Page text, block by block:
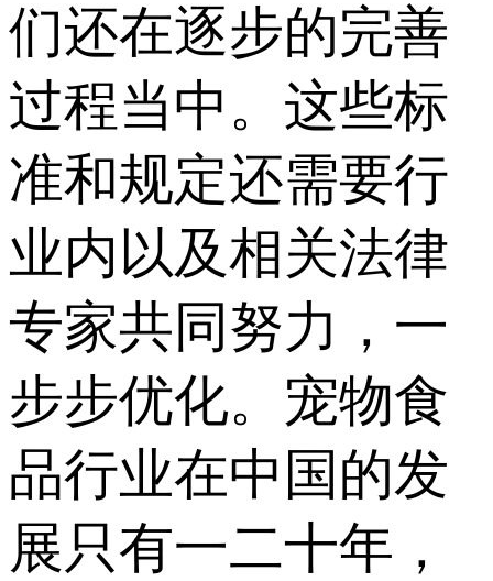
们还在逐步的完善
过程当中。这些标
准和规定还需要行
业内以及相关法律
专家共同努力，一
步步优化。宠物食
品行业在中国的发
展只有一二十年，